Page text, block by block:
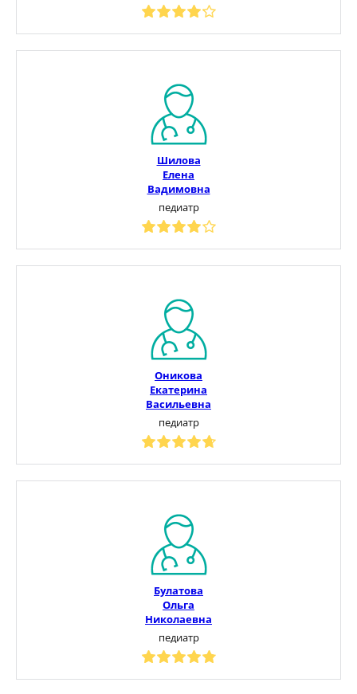
Шилова
Елена
Вадимовна
педиатр
Оникова
Екатерина
Васильевна
педиатр
Булатова
Ольга
Николаевна
педиатр